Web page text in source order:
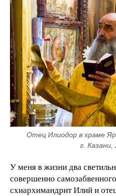
Отец Илиодор в храме
г. Казани,
У меня в жизни два
совершенно
схиархимандрит Илий и